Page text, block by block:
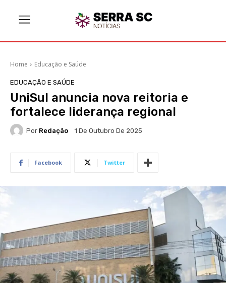
Home Educação e Saúde
EDUCAÇÃO E SAÚDE
UniSul anuncia nova reitoria e
fortalece liderança regional
Por Redação 1 De Outubro De 2025
Facebook Twitter